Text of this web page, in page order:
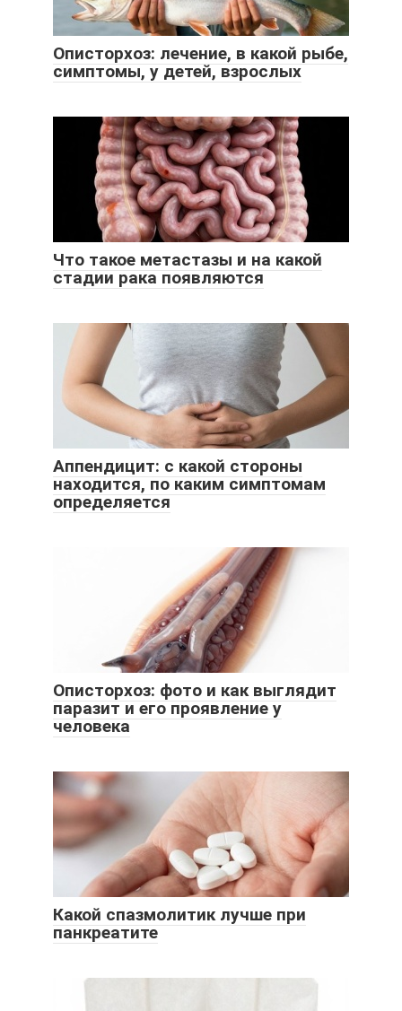
Описторхоз: лечение, в какой рыбе,
симптомы, у детей, взрослых
Что такое метастазы и на какой
стадии рака появляются
Аппендицит: с какой стороны
находится, по каким симптомам
определяется
Описторхоз: фото и как выглядит
паразит и его проявление у
человека
Какой спазмолитик лучше при
панкреатите